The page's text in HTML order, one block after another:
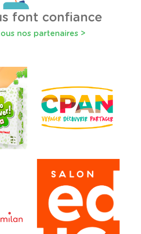
font confiance
nos partenaires >